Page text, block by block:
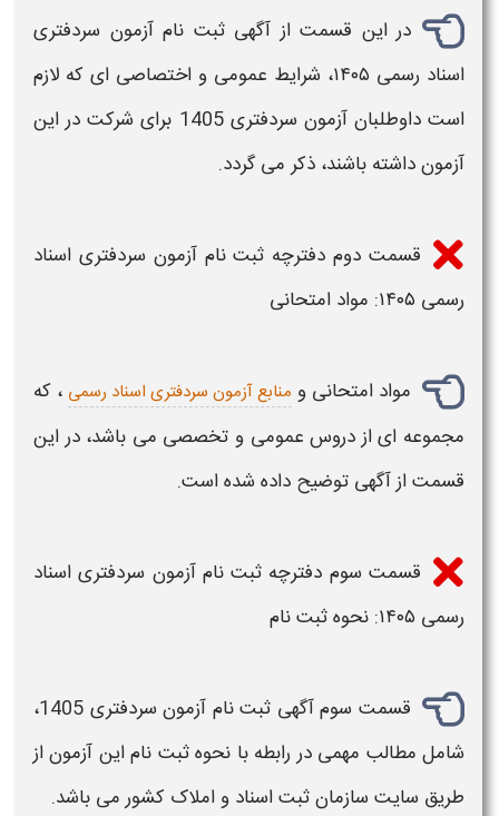
در این قسمت از آگهیثبت نام آزمون سردفتری
اسناد رسمی ۱۴۰۵
، شرایط عمومی و اختصاصی ای که لازم
است داوطلبانآزمون سردفتری 1405
برای شرکت در این
آزمونداشته باشند، ذکر می گردد.
قسمت دوم دفترچه ثبت نام آزمون سردفتری اسناد
رسمی ۱۴۰۵
: مواد امتحانی
مواد امتحانی و منابع آزمون سردفتری اسناد رسمی ، که
مجموعه ای از دروس عمومی و تخصصی می باشد، در این
قسمت از آگهی توضیح داده شده است.
قسمت سوم دفترچه ثبت نام آزمون سردفتری اسناد
رسمی ۱۴۰۵
: نحوهثبت نام
قسمت سوم آگهی ثبت نام آزمون سردفتری 1405
،
شامل مطالب مهمی در رابطه با نحوهثبت ناماین آزموناز
طریق سایت سازمان ثبتاسناد و املاک کشور می باشد.